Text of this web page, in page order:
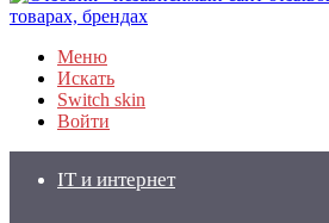
Меню
Искать
Switch skin
Войти
IT и интернет